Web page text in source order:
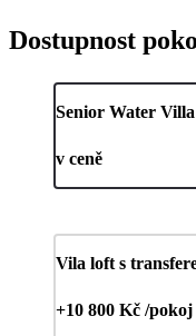
Dostupnost
Senior Water
v ceně
Vila loft s
+10 800 Kč /pokoj